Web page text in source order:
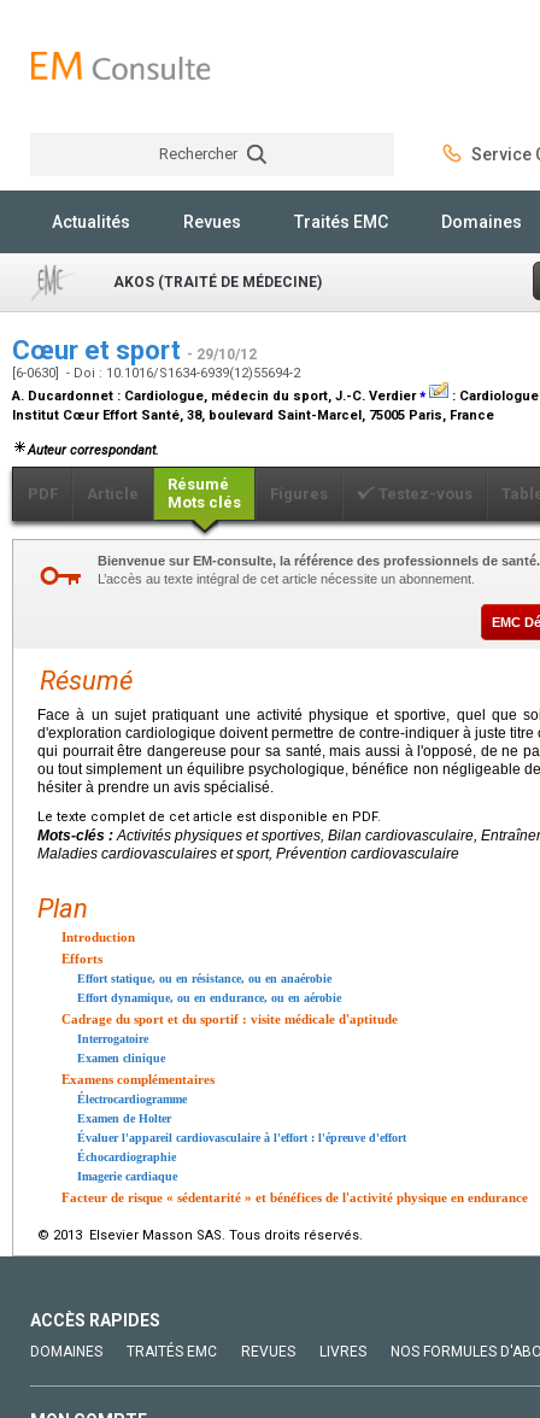
Rechercher Service
Actualités Revues Traités EMC Domaines
AKOS (TRAITÉ DE MÉDECINE)
Cœur et sport - 29/10/12
[6-0630] - Doi : 10.1016/S1634-6939(12)55694-2
A. Ducardonnet : Cardiologue, médecin du sport, J.-C. Verdier⁎ :
Institut Cœur Effort Santé, 38, boulevard Saint-Marcel, 75005 Paris, France
Auteur correspondant.
PDF Article
Résumé
Mots clés
Figures Testez-vous
Bienvenue sur EM-consulte, la référence des professionnels de santé.
L’accès au texte intégral de cet article nécessite un abonnement.
EMC
Résumé
Face à un sujet pratiquant une activité physique et sportive, quel que
d'exploration cardiologique doivent permettre de contre-indiquer à juste
qui pourrait être dangereuse pour sa santé, mais aussi à l'opposé, de ne
ou tout simplement un équilibre psychologique, bénéfice non négligeable
hésiter à prendre un avis spécialisé.
Le texte complet de cet article est disponible en PDF.
Mots-clés :Activités physiques et sportives, Bilan cardiovasculaire,
Maladies cardiovasculaires et sport, Prévention cardiovasculaire
Plan
Introduction
Efforts
Effort statique, ou en résistance, ou en anaérobie
Effort dynamique, ou en endurance, ou en aérobie
Cadrage du sport et du sportif : visite médicale d'aptitude
Interrogatoire
Examen clinique
Examens complémentaires
Électrocardiogramme
Examen de Holter
Évaluer l'appareil cardiovasculaire à l'effort : l'épreuve d'effort
Échocardiographie
Imagerie cardiaque
Facteur de risque « sédentarité » et bénéfices de l'activité physique en endurance
© 2013 Elsevier Masson SAS. Tous droits réservés.
ACCÈS RAPIDES
DOMAINES TRAITÉS EMC REVUES LIVRES NOS FORMULES